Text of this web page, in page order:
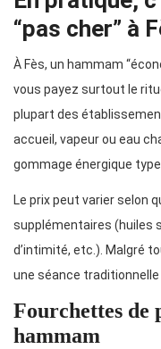
“pas cher” à
À Fès, un hammam
vous payez surtout le
plupart des
accueil, vapeur ou eau
gommage énergique type
Le prix peut varier selon
supplémentaires (huiles
d’intimité, etc.). Malgré
une séance
Fourchettes
hammam